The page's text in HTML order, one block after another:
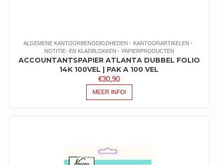
ALGEMENE KANTOORBENODIGDHEDEN
KANTOORARTIKELEN
NOTITIE- EN KLADBLOKKEN
PAPIERPRODUCTEN
ACCOUNTANTSPAPIER ATLANTA DUBBEL FOLIO
14K 100VEL | PAK A 100 VEL
€30,90
MEER INFO!